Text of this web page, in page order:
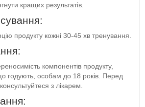
кращих результатів.
продукту кожні 30-45 хв тренування.
компонентів продукту,
годують, особам до 18 років. Перед
з лікарем.